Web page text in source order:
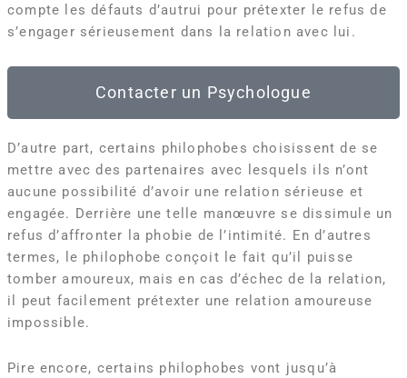
compte les défauts d’autrui pour prétexter le refus de
s’engager sérieusement dans la relation avec lui.
Contacter un Psychologue
D’autre part, certains philophobes choisissent de se
mettre avec des partenaires avec lesquels ils n’ont
aucune possibilité d’avoir une relation sérieuse et
engagée. Derrière une telle manœuvre se dissimule un
refus d’affronter la phobie de l’intimité. En d’autres
termes, le philophobe conçoit le fait qu’il puisse
tomber amoureux, mais en cas d’échec de la relation,
il peut facilement prétexter une relation amoureuse
impossible.
Pire encore, certains philophobes vont jusqu’à